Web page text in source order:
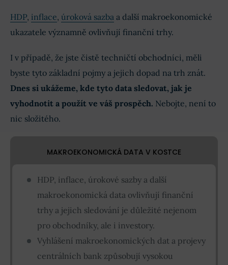
HDP, inflace, úroková sazba a další makroekonomické
ukazatele významně ovlivňují finanční trhy.
I v případě, že jste čistě techničtí obchodníci, měli
byste tyto základní pojmy a jejich dopad na trh znát.
Dnes si ukážeme, kde tyto data sledovat, jak je
vyhodnotit a použít ve váš prospěch. Nebojte, není to
nic složitého.
MAKROEKONOMICKÁ DATA V KOSTCE
HDP, inflace, úrokové sazby a další
makroekonomická data ovlivňují finanční
trhy a jejich sledování je důležité nejenom
pro obchodníky, ale i investory.
Vyhlášení makroekonomických dat a projevy
centrálních bank způsobují vysokou